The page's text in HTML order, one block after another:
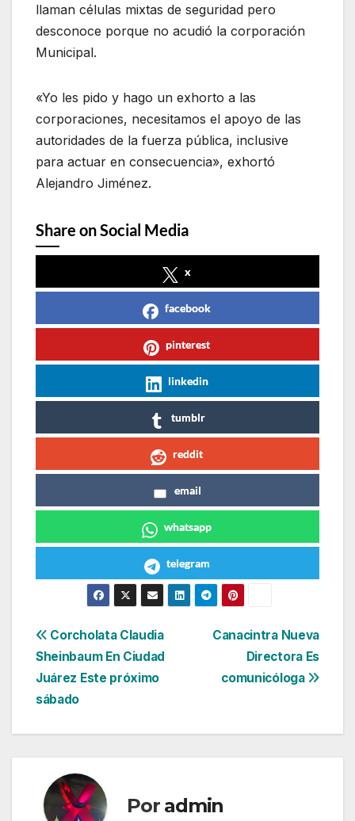
llaman células mixtas de seguridad pero
desconoce porque no acudió la corporación
Municipal.
«Yo les pido y hago un exhorto a las
corporaciones, necesitamos el apoyo de las
autoridades de la fuerza pública, inclusive
para actuar en consecuencia», exhortó
Alejandro Jiménez.
Share on Social Media
x
facebook
pinterest
linkedin
tumblr
reddit
email
whatsapp
telegram
Navegación
de
entradas
Canacintra Nueva
Directora Es
comunicóloga
Corcholata Claudia
Sheinbaum En Ciudad
Juárez Este próximo
sábado
Por admin